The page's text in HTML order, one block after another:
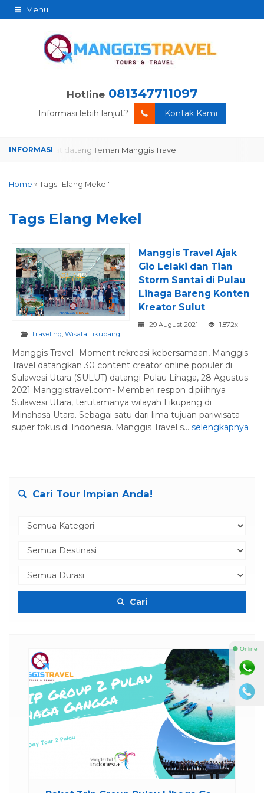
Menu
Hotline 081347711097
Informasi lebih lanjut? Kontak Kami
Selamat datang Teman Manggis Travel Selamat datang Teman
Home » Tags "Elang Mekel"
Tags Elang Mekel
Manggis Travel Ajak
Gio Lelaki dan Tian
Storm Santai di Pulau
Lihaga Bareng Konten
Kreator Sulut
29 August 2021
1.872x
Traveling, Wisata Likupang
Manggis Travel- Moment rekreasi kebersamaan, Manggis
Travel datangkan 30 content creator online populer di
Sulawesi Utara (SULUT) datangi Pulau Lihaga, 28 Agustus
2021 Manggistravel.com- Memberi respon dipilihnya
Sulawesi Utara, terutamanya wilayah Likupang di
Minahasa Utara. Sebagai satu dari lima tujuan pariwisata
super fokus di Indonesia. Manggis Travel s... selengkapnya
Cari Tour Impian Anda!
Cari
⚫ Online